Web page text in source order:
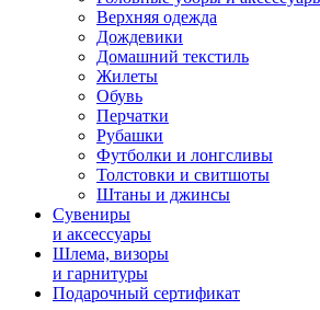
Верхняя одежда
Дождевики
Домашний текстиль
Жилеты
Обувь
Перчатки
Рубашки
Футболки и лонгсливы
Толстовки и свитшоты
Штаны и джинсы
Сувениры
и аксессуары
Шлема, визоры
и гарнитуры
Подарочный сертификат